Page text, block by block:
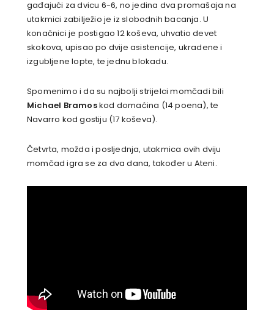
gađajući za dvicu 6-6, no jedina dva promašaja na
utakmici zabilježio je iz slobodnih bacanja. U
konačnici je postigao 12 koševa, uhvatio devet
skokova, upisao po dvije asistencije, ukradene i
izgubljene lopte, te jednu blokadu.
Spomenimo i da su najbolji strijelci momčadi bili
Michael Bramoskod domaćina (14 poena), te
Navarro kod gostiju (17 koševa).
Četvrta, možda i posljednja, utakmica ovih dviju
momčad igra se za dva dana, također u Ateni.